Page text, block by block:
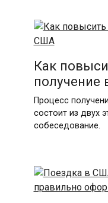
Как
Процесс
состоит из двух
собеседование.